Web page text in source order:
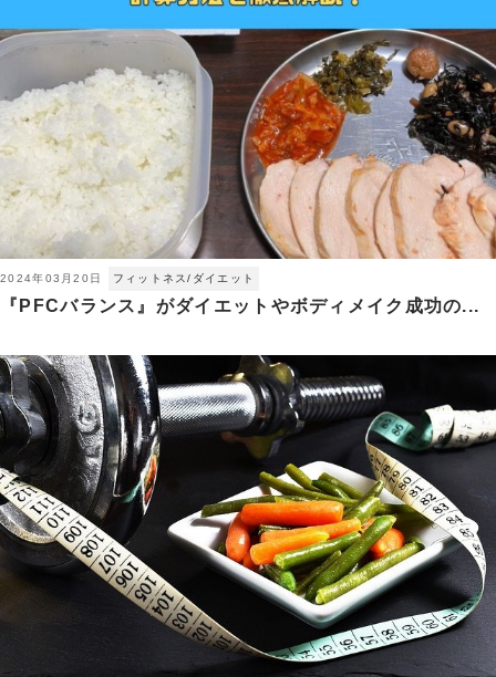
2024年03月20日 フィットネス/ダイエット
『PFCバランス』がダイエットやボディメイク成功の...